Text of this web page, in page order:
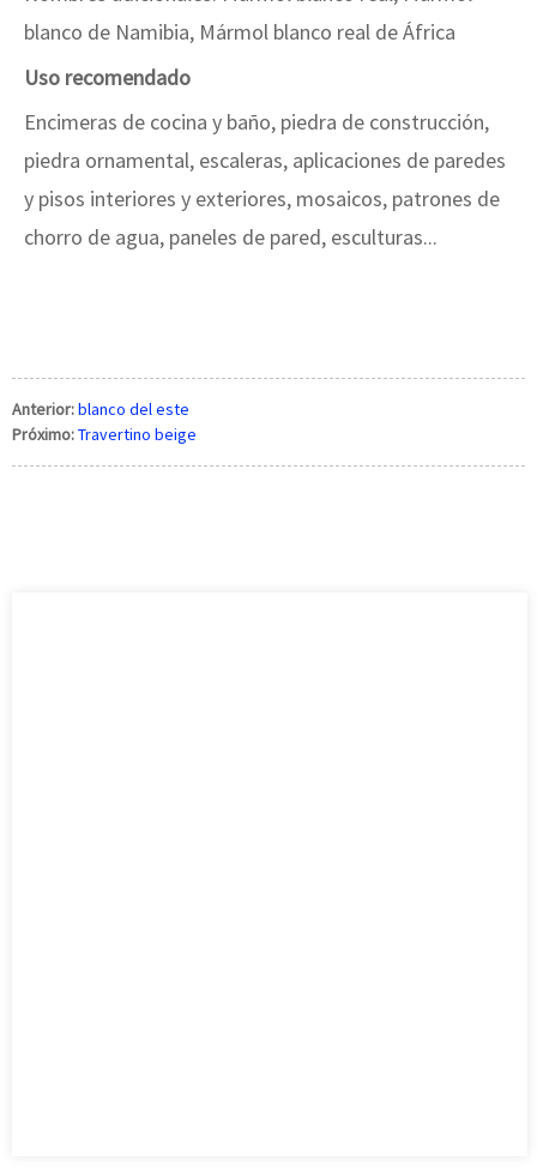
blanco de Namibia, Mármol blanco real de África
Uso recomendado
Encimeras de cocina y baño, piedra de construcción,
piedra ornamental, escaleras, aplicaciones de paredes
y pisos interiores y exteriores, mosaicos, patrones de
chorro de agua, paneles de pared, esculturas...
Anterior:blanco del este
Próximo:Travertino beige